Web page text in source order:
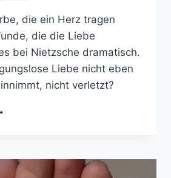
die ein Herz tragen
die die Liebe
bei Nietzsche dramatisch.
Liebe nicht eben
nicht verletzt?